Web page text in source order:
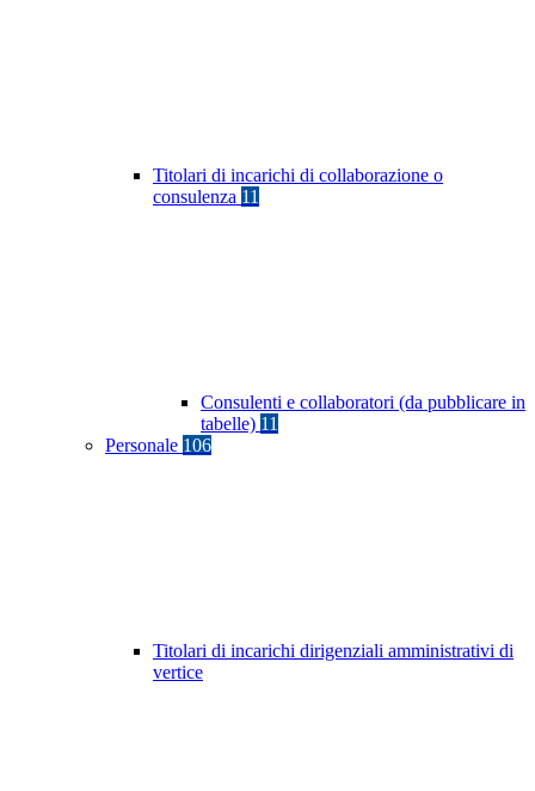
Titolari di incarichi di collaborazione o
consulenza 11
Consulenti e collaboratori (da pubblicare in
tabelle) 11
Personale 106
Titolari di incarichi dirigenziali amministrativi di
vertice